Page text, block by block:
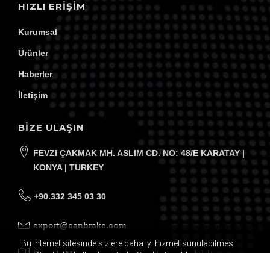
HIZLI ERIŞIM
Kurumsal
Ürünler
Haberler
İletişim
BİZE ULAŞIN
FEVZI ÇAKMAK MH. ASLIM CD. NO: 48/E KARATAY |
KONYA | TURKEY
+90.332 345 03 30
export@canbrake.com
Bu internet sitesinde sizlere daha iyi hizmet sunulabilmesi